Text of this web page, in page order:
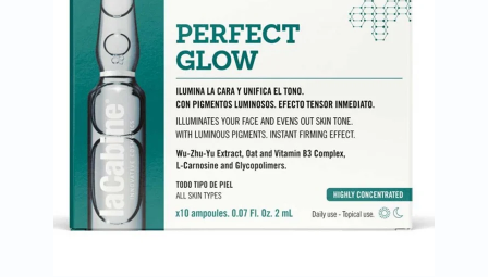
دعم
مرضى
السكري
دعم
الكلى
والمسالك
البولية
دعم